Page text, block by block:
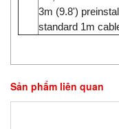
3m (9.8')
standard 1m
Sản phẩm liên quan